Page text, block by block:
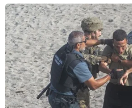
Walter Steinmeier nhận được
đảng nhất và về mặt lý thuyết,
1.223/1.472 đại biểu tại Hội